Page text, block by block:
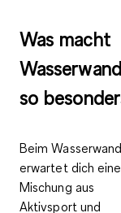
Was macht
so
Beim
erwartet dich eine
Mischung aus
Aktivsport und